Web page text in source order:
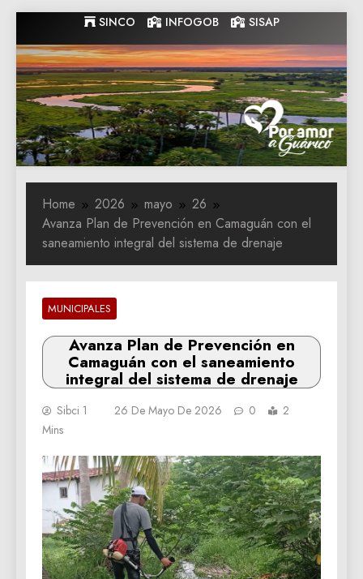
to
content
SINCO INFOGOB SISAP
Gobernacion
de Guarico
Gobernacion de Guarico
Home 2026 mayo
26
Avanza Plan de Prevención en Camaguán con el
saneamiento integral del sistema de drenaje
MUNICIPALES
Avanza Plan de Prevención en
Camaguán con el saneamiento
integral del sistema de drenaje
Sibci 1 26 De Mayo De 2026 0
2
Mins